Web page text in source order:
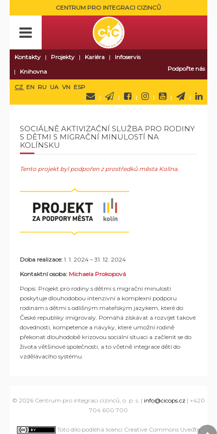
CENTRUM PRO INTEGRACI CIZINCŮ
Kontakty Projekty Kariéra
Infoservis
Knihovna
Podpořte nás
CZ EN RU UA VN ESP
SOCIÁLNĚ AKTIVIZAČNÍ SLUŽBA PRO RODINY
S DĚTMI S MIGRAČNÍ MINULOSTÍ NA
KOLÍNSKU
Tento projekt byl podpořen z prostředků města Kolína.
Doba realizace: 1. 1. 2024 – 31. 12. 2024
Kontaktní osoba: Michaela Prokopová
Popis: Projekt pro rodiny s dětmi s migrační minulostí
poskytuje dlouhodobou intenzivní a komplexní podporu
rodinám s dětmi s odlišným mateřským jazykem, které do
České republiky imigrovaly. Pomáhá získávat a rozvíjet takové
dovednosti, kompetence a návyky, které umožní rodině
překonat dlouhodobě krizovou sociální situaci a začlenit se do
života většinové společnosti, a to včetně integrace dětí do
vzdělávacího systému.
© 2026 Centrum pro integraci cizinců, o. p. s. | info@cicops.cz | +420
704 600 700
Toto dílo podléhá licenci Creative Commons Uveďte